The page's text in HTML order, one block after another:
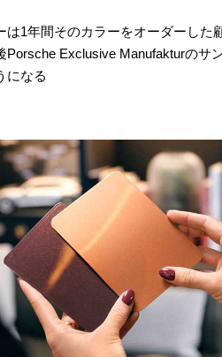
は1年間そのカラーをオーダーした
Porsche Exclusive Manufakturのサ
になる